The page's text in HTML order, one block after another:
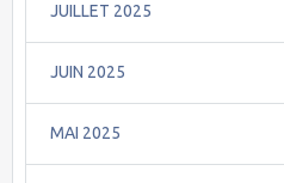
JUILLET 2025
JUIN 2025
MAI 2025